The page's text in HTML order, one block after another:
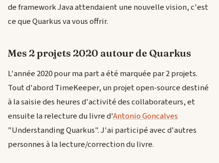
de framework Java attendaient une nouvelle vision, c'est
ce que Quarkus va vous offrir.
Mes 2 projets 2020 autour de Quarkus
L'année 2020 pour ma part a été marquée par 2 projets.
Tout d'abord TimeKeeper, un projet open-source destiné
à la saisie des heures d'activité des collaborateurs, et
ensuite la relecture du livre d'Antonio Goncalves
"Understanding Quarkus". J'ai participé avec d'autres
personnes à la lecture/correction du livre.